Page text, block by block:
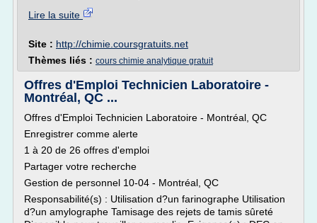
Lire la suite
Site : http://chimie.coursgratuits.net
Thèmes liés : cours chimie analytique gratuit
Offres d'Emploi Technicien Laboratoire -
Montréal, QC ...
Offres d'Emploi Technicien Laboratoire - Montréal, QC
Enregistrer comme alerte
1 à 20 de 26 offres d'emploi
Partager votre recherche
Gestion de personnel 10-04 - Montréal, QC
Responsabilité(s) : Utilisation d?un farinographe Utilisation
d?un amylographe Tamisage des rejets de tamis sûreté